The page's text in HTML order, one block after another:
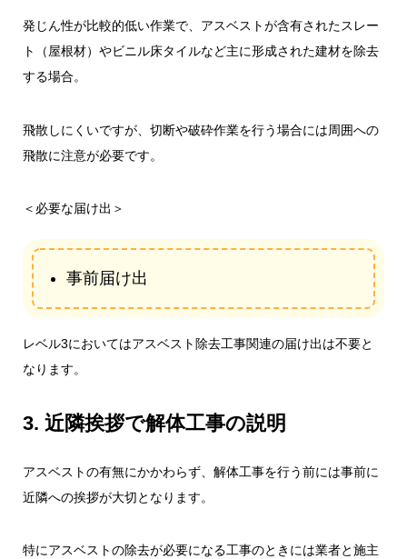
発じん性が比較的低い作業で、アスベストが含有されたスレー
ト（屋根材）やビニル床タイルなど主に形成された建材を除去
する場合。
飛散しにくいですが、切断や破砕作業を行う場合には周囲への
飛散に注意が必要です。
＜必要な届け出＞
事前届け出
レベル3においてはアスベスト除去工事関連の届け出は不要と
なります。
3. 近隣挨拶で解体工事の説明
アスベストの有無にかかわらず、解体工事を行う前には事前に
近隣への挨拶が大切となります。
特にアスベストの除去が必要になる工事のときには業者と施主